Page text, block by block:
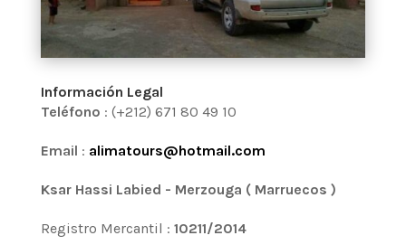
Información Legal
Teléfono : (+212) 671 80 49 10
Email : alimatours@hotmail.com
Ksar Hassi Labied - Merzouga ( Marruecos )
Registro Mercantil : 10211/2014